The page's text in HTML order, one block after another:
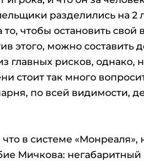
разделились на 2
чтобы остановить
этого, можно составить
главных рисков, однако,
стоит так много
по всей видимости,
в системе «Монреаля»,
Мичкова: